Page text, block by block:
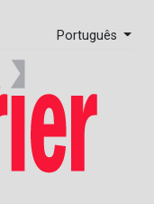
Português